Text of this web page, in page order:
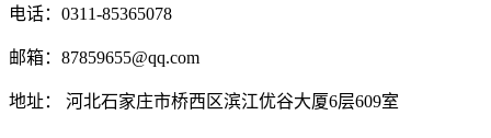
电话：0311-85365078
邮箱：87859655@qq.com
地址： 河北石家庄市桥西区滨江优谷大厦6层609室